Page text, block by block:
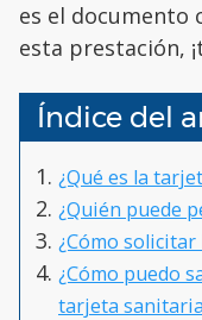
es el documento
esta prestación,
Índice del
¿Qué es la
¿Quién puede
¿Cómo
¿Cómo puedo
tarjeta